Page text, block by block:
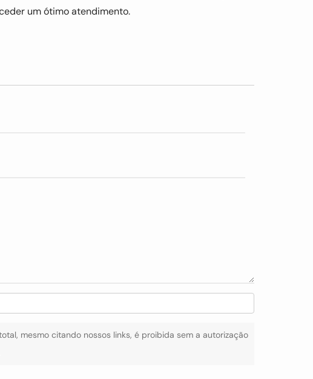
um ótimo atendimento.
mesmo citando nossos links, é proibida sem a autorização